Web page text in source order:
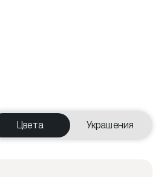
Цвета Украшения